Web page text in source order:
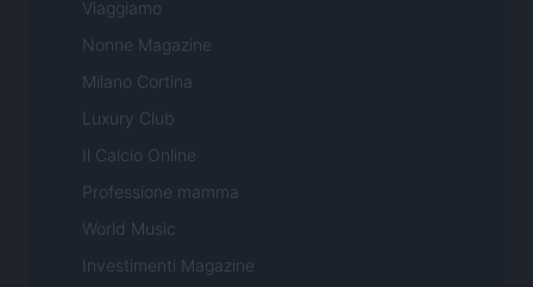
Viaggiamo
Nonne Magazine
Milano Cortina
Luxury Club
Il Calcio Online
Professione mamma
World Music
Investimenti Magazine